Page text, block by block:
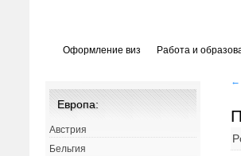
Оформление виз Работа и
←
Европа:
Австрия
Бельгия